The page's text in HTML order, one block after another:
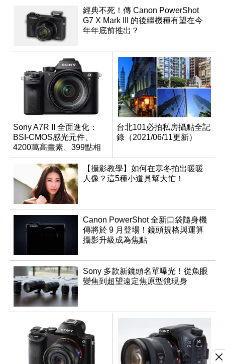
經典不死！傳 Canon PowerShot
G7 X Mark III 的後繼機種有望在今
年年底前推出？
Sony A7R II 全面進化：
BSI-CMOS感光元件、
4200萬高畫素、399點相
位對焦、內建4K錄影
台北101必拍私房攝點全記
錄（2021/06/11更新）
【攝影教學】如何在寒冬拍出暖暖
人像？這5種小道具幫大忙！
Canon PowerShot 全新口袋隨身機
傳將於 9 月登場！鏡頭規格與運算
攝影升級成為焦點
Sony 多款新鏡頭名單曝光！從魚眼
變焦到超望遠定焦原型鏡現身